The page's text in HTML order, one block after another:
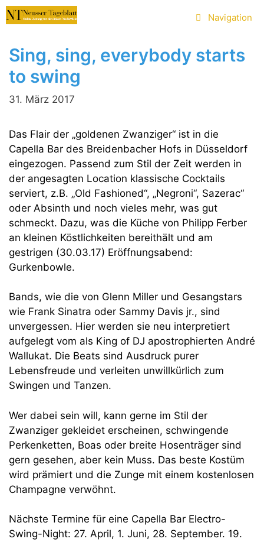
Zum
Inhalt
Navigation
Sing, sing, everybody starts
to swing
31. März 2017
Das Flair der „goldenen Zwanziger“ ist in die
Capella Bar des Breidenbacher Hofs in Düsseldorf
eingezogen. Passend zum Stil der Zeit werden in
der angesagten Location klassische Cocktails
serviert, z.B. „Old Fashioned“, „Negroni“, Sazerac“
oder Absinth und noch vieles mehr, was gut
schmeckt. Dazu, was die Küche von Philipp Ferber
an kleinen Köstlichkeiten bereithält und am
gestrigen (30.03.17) Eröffnungsabend:
Gurkenbowle.
Bands, wie die von Glenn Miller und Gesangstars
wie Frank Sinatra oder Sammy Davis jr., sind
unvergessen. Hier werden sie neu interpretiert
aufgelegt vom als King of DJ apostrophierten André
Wallukat. Die Beats sind Ausdruck purer
Lebensfreude und verleiten unwillkürlich zum
Swingen und Tanzen.
Wer dabei sein will, kann gerne im Stil der
Zwanziger gekleidet erscheinen, schwingende
Perkenketten, Boas oder breite Hosenträger sind
gern gesehen, aber kein Muss. Das beste Kostüm
wird prämiert und die Zunge mit einem kostenlosen
Champagne verwöhnt.
Nächste Termine für eine Capella Bar Electro-
Swing-Night: 27. April, 1. Juni, 28. September. 19.